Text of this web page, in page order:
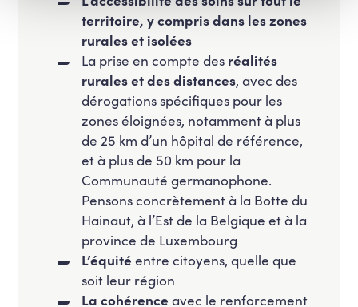
territoire, y compris dans les zones
rurales et isolées
La prise en compte des réalités
rurales et des distances, avec des
dérogations spécifiques pour les
zones éloignées, notamment à plus
de 25 km d’un hôpital de référence,
et à plus de 50 km pour la
Communauté germanophone.
Pensons concrètement à la Botte du
Hainaut, à l’Est de la Belgique et à la
province de Luxembourg
L’équité entre citoyens, quelle que
soit leur région
La cohérence avec le renforcement